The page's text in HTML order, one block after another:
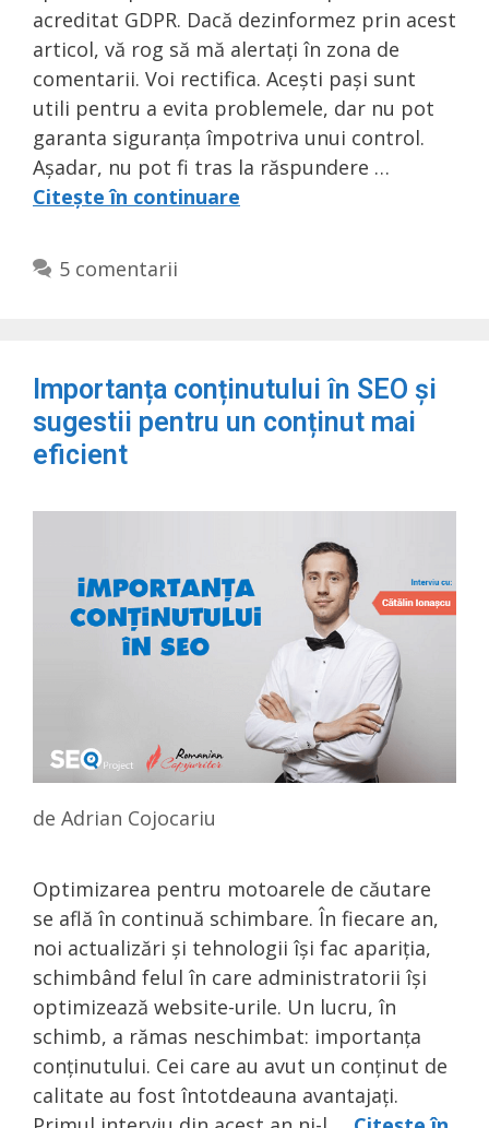
acreditat GDPR. Dacă dezinformez prin acest
articol, vă rog să mă alertați în zona de
comentarii. Voi rectifica. Acești pași sunt
utili pentru a evita problemele, dar nu pot
garanta siguranța împotriva unui control.
Așadar, nu pot fi tras la răspundere …
Citește în continuare
5 comentarii
Importanța conținutului în SEO și
sugestii pentru un conținut mai
eficient
de Adrian Cojocariu
Optimizarea pentru motoarele de căutare
se află în continuă schimbare. În fiecare an,
noi actualizări și tehnologii își fac apariția,
schimbând felul în care administratorii își
optimizează website-urile. Un lucru, în
schimb, a rămas neschimbat: importanța
conținutului. Cei care au avut un conținut de
calitate au fost întotdeauna avantajați.